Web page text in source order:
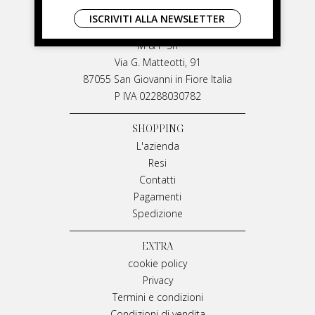
LIVIANA MIRARCHI
M & P Srl
Via G. Matteotti, 91
87055 San Giovanni in Fiore Italia
P IVA 02288030782
SHOPPING
L'azienda
Resi
Contatti
Pagamenti
Spedizione
EXTRA
cookie policy
Privacy
Termini e condizioni
ISCRIVITI ALLA NEWSLETTER